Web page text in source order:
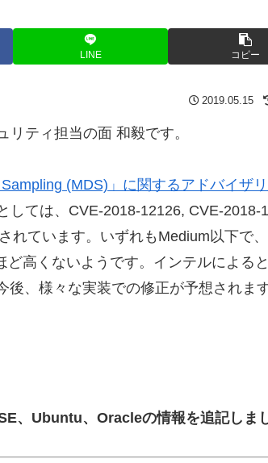
LINE コピー
2019.05.15
ティ担当の面 和毅です。
(MDS)」に関するアドバイザリ
しては、CVE-2018-12126, CVE-2018-
れています。いずれもMedium以下で
高くないようです。インテルによる
、様々な実装での修正が予想されま
、Ubuntu、Oracleの情報を追記しまし